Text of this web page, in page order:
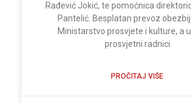
Rađević Jokić, te pomoćnica
Pantelić. Besplatan prevoz
Ministarstvo prosvjete i kulture, a
prosvjetni radnici
PROČITAJ VIŠE